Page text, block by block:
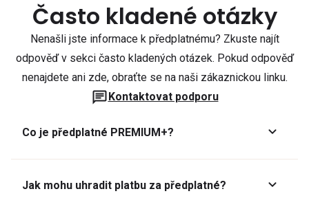
Často kladené otázky
Nenašli jste informace k předplatnému? Zkuste najít
odpověď v sekci často kladených otázek. Pokud odpověď
nenajdete ani zde, obraťte se na naši zákaznickou linku.
Kontaktovat podporu
Co je předplatné PREMIUM+?
Jak mohu uhradit platbu za předplatné?